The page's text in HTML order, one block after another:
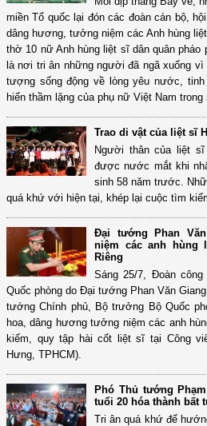
miền Tổ quốc lại đón các đoàn cán bộ,
dâng hương, tưởng niệm các Anh hùng
thờ 10 nữ Anh hùng liệt sĩ dân quân pháo
là nơi tri ân những người đã ngã xuống
tượng sống động về lòng yêu nước,
hiến thầm lặng của phụ nữ Việt Nam trong
Trao di vật của liệt sĩ
Người thân của liệt sĩ
được nước mắt khi
sinh 58 năm trước.
quá khứ với hiện tại, khép lại cuộc tìm
Đại tướng Phan
niệm các anh hùng
Riêng
Sáng 25/7, Đoàn
Quốc phòng do Đại tướng Phan Văn
tướng Chính phủ, Bộ trưởng Bộ Quốc
hoa, dâng hương tưởng niệm các anh
kiếm, quy tập hài cốt liệt sĩ tại Công
Hưng, TPHCM).
Phó Thủ tướng
tuổi 20 hóa thành bất
Tri ân quá khứ để